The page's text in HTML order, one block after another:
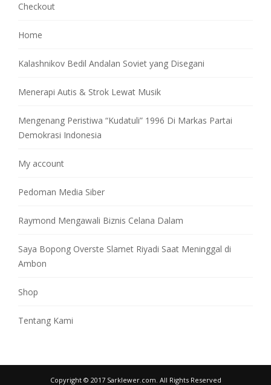
Checkout
Home
Kalashnikov Bedil Andalan Soviet yang Disegani
Menerapi Autis & Strok Lewat Musik
Mengenang Peristiwa “Kudatuli” 1996 Di Markas Partai
Demokrasi Indonesia
My account
Pedoman Media Siber
Raymond Mengawali Biznis Celana Dalam
Saya Bopong Overste Slamet Riyadi Saat Meninggal di
Ambon
Shop
Tentang Kami
Copyright © 2017 Sarklewer.com. All Rights Reserved